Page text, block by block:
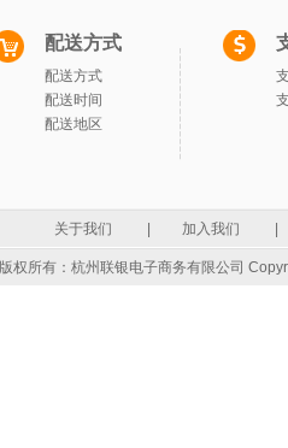
配送方式
配送方式
配送时间
配送地区
关于我们 加入我们
版权所有：杭州联银电子商务有限公司